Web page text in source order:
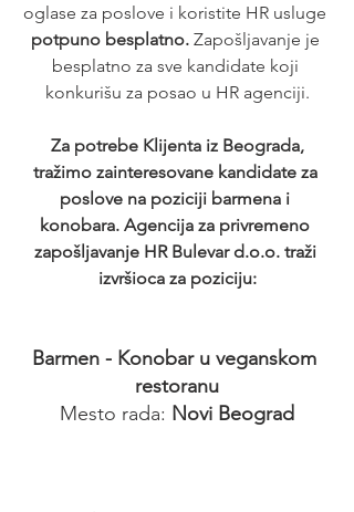
oglase za poslove i koristite HR usluge
potpuno besplatno. Zapošljavanje je
besplatno za sve kandidate koji
konkurišu za posao u HR agenciji.
tražimo zainteresovane kandidate za
poslove na poziciji barmena i
konobara. Agencija za privremeno
zapošljavanje HR Bulevar d.o.o. traži
izvršioca za poziciju:
Barmen - Konobar u veganskom
restoranu
Mesto rada: Novi Beograd